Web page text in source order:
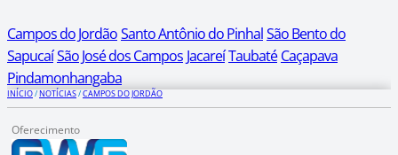
Campos do JordãoSanto Antônio do PinhalSão Bento do
SapucaíSão José dos Campos JacareíTaubaté Caçapava
Pindamonhangaba
INÍCIO/NOTÍCIAS/CAMPOS DO JORDÃO
Oferecimento